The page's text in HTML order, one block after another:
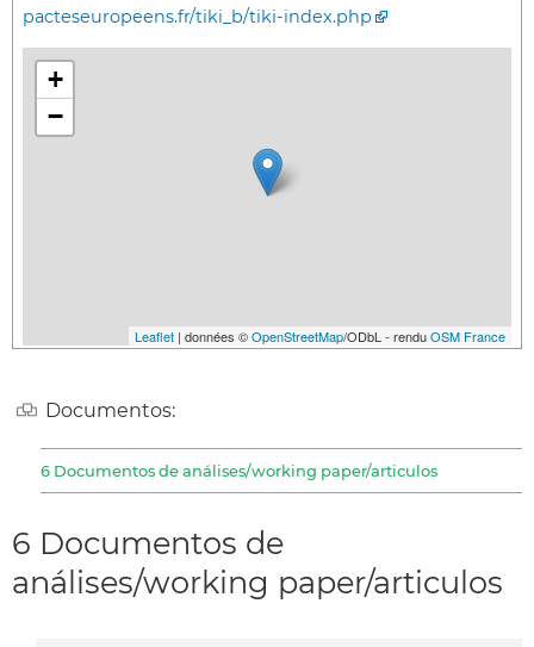
pacteseuropeens.fr/tiki_b/tiki-index.php
+
−
Leaflet | données ©OpenStreetMap/ODbL - renduOSM France
Documentos:
6 Documentos de análises/working paper/articulos
6 Documentos de
análises/working paper/articulos